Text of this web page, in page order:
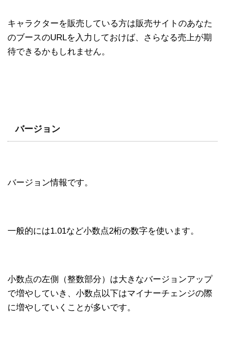
キャラクターを販売している方は販売サイトのあなた
のブースのURLを入力しておけば、さらなる売上が期
待できるかもしれません。
バージョン
バージョン情報です。
一般的には1.01など小数点2桁の数字を使います。
小数点の左側（整数部分）は大きなバージョンアップ
で増やしていき、小数点以下はマイナーチェンジの際
に増やしていくことが多いです。